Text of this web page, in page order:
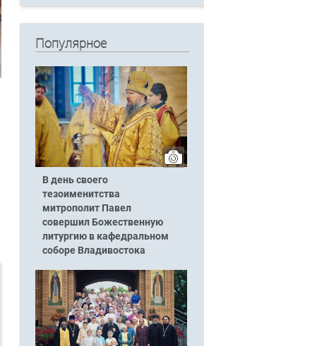
Популярное
В день своего
тезоименитства
митрополит Павел
совершил Божественную
литургию в кафедральном
соборе Владивостока